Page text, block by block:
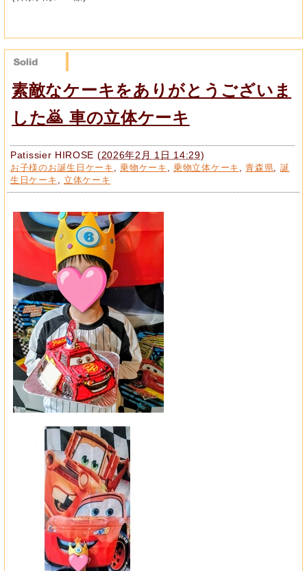
素敵なケーキをありがとうございま
した🙇 車の立体ケーキ
Patissier HIROSE (2026年2月 1日 14:29)
お子様のお誕生日ケーキ ,乗物ケーキ ,乗物立体ケーキ ,青森県
誕
生日ケーキ
立体ケーキ